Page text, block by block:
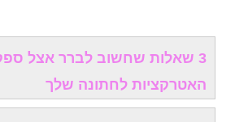
3 שאלות שחשוב לברר אצל
האטרקציות לחתונה שלך